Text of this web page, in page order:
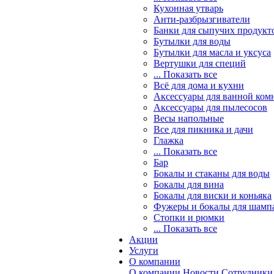
Кухонная утварь
Анти-разбрызгиватели
Банки для сыпучих
Бутылки для воды
Бутылки для масла и уксуса
Вертушки для специй
... Показать все
Всё для дома и кухни
Аксессуары для ванной
Аксессуары для пылесосов
Весы напольные
Все для пикника и дачи
Глажка
... Показать все
Бар
Бокалы и стаканы для воды
Бокалы для вина
Бокалы для виски и коньяка
Фужеры и бокалы для
Стопки и рюмки
... Показать все
Акции
Услуги
О компании